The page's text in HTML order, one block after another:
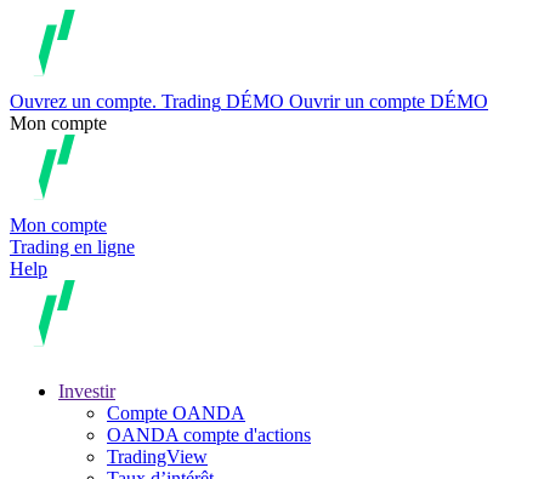
Ouvrez un compte. Trading DÉMO Ouvrir un compte DÉMO
Mon compte
Mon compte
Trading en ligne
Help
Investir
Compte OANDA
OANDA compte d'actions
TradingView